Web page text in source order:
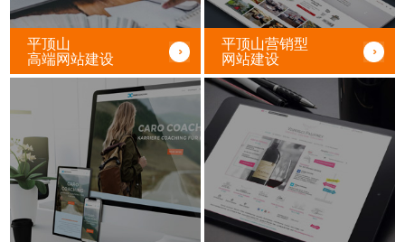
平顶山
高端网站建设
平顶山营销型
网站建设